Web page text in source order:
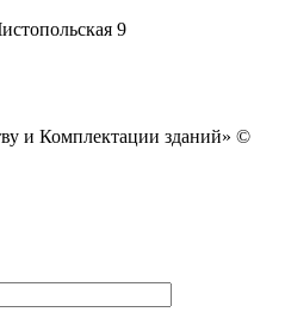
9
и Комплектации зданий» ©